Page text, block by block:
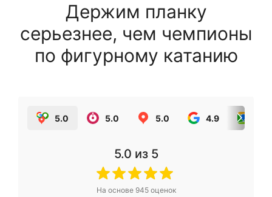
Держим планку
серьезнее, чем чемпионы
по фигурному катанию
5.0 5.0 5.0 4.9
5.0 из 5
На основе 945оценок